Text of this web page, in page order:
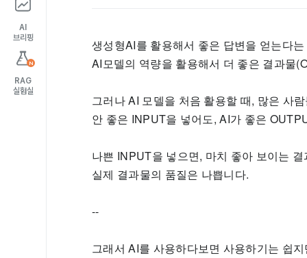
AI
브리핑
N
RAG
실험실
생성형AI를 활용해서 좋은 답변을 얻는다
AI모델의 역량을 활용해서 더 좋은 결과물
그러나 AI 모델을 처음 활용할 때, 많은 사
안 좋은 INPUT을 넣어도, AI가 좋은
나쁜 INPUT을 넣으면, 마치 좋아 보이는
실제 결과물의 품질은 나쁩니다.
--
그래서 AI를 사용하다보면 사용하기는 쉽